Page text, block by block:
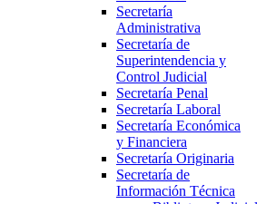
Secretaría
Administrativa
Secretaría de
Superintendencia y
Control Judicial
Secretaría Penal
Secretaría Laboral
Secretaría Económica
y Financiera
Secretaría Originaria
Secretaría de
Información Técnica